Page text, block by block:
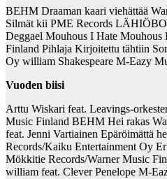
BEHM Draaman kaari viehättää
Silmät kii PME Records
Deggael Mouhous I Hate Mouhous
Finland Pihlaja Kirjoitettu tähtiin
Oy william Shakespeare M-Eazy
Vuoden biisi
Arttu Wiskari feat. Leavings-
Music Finland BEHM Hei rakas
feat. Jenni Vartiainen Epäröimättä
Records/Kaiku Entertainment Oy
Mökkitie Records/Warner Music
william feat. Clever Penelope M-